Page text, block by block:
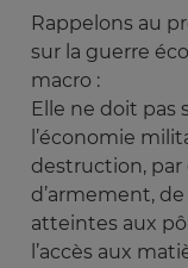
Rappelons au
sur la guerre
macro :
Elle ne doit pas
l’économie
destruction, par
d’armement,
atteintes aux
l’accès aux